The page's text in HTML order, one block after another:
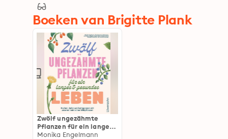
Boeken van Brigitte Plank
Zwölf ungezähmte
Pflanzen für ein langes
& gesundes Leben:
Monika Engelmann